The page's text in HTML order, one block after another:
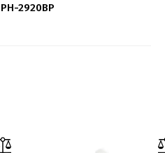
PH-2920BP